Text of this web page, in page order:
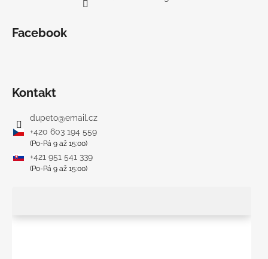
Facebook
Kontakt
dupeto@email.cz
+420 603 194 559
(Po-Pá 9 až 15:00)
+421 951 541 339
(Po-Pá 9 až 15:00)